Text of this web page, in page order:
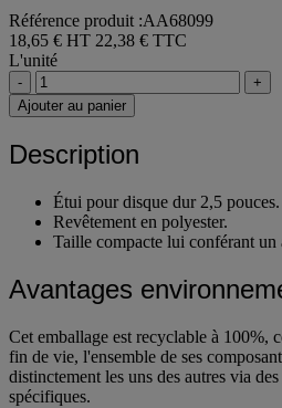
Référence produit :AA68099
18,65 € HT 22,38 € TTC
L'unité
-
+
Ajouter au panier
Description
Étui pour disque dur 2,5 pouces.
Revêtement en polyester.
Taille compacte lui conférant un
Avantages
Cet emballage est recyclable à 100%,
fin de vie, l'ensemble de ses
distinctement les uns des autres via
spécifiques.